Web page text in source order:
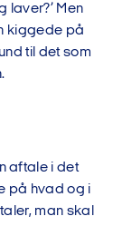
laver?’ Men
kiggede på
til det som
aftale i det
på hvad og i
man skal